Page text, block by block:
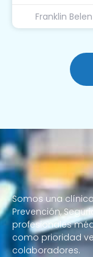
Franklin
Somos una
Prevención,
profesionales
como prioridad
colaboradores.